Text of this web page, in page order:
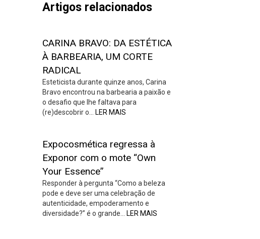
Artigos relacionados
CARINA BRAVO: DA ESTÉTICA
À BARBEARIA, UM CORTE
RADICAL
Esteticista durante quinze anos, Carina
Bravo encontrou na barbearia a paixão e
o desafio que lhe faltava para
(re)descobrir o…
LER MAIS
Expocosmética regressa à
Exponor com o mote “Own
Your Essence”
Responder à pergunta “Como a beleza
pode e deve ser uma celebração de
autenticidade, empoderamento e
diversidade?” é o grande…
LER MAIS